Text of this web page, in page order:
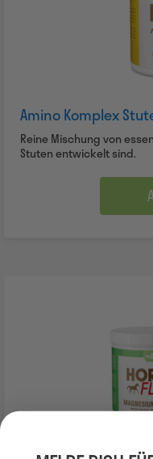
Amino Komplex
Reine Mischung von
Stuten entwickelt sind.